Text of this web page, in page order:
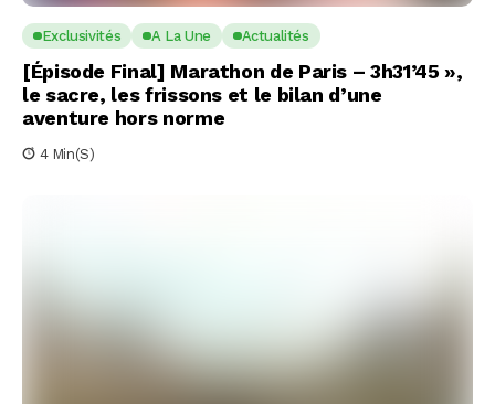
Exclusivités A La Une Actualités
[Épisode Final] Marathon de Paris – 3h31’45 »,
le sacre, les frissons et le bilan d’une
aventure hors norme
4 Min(s)